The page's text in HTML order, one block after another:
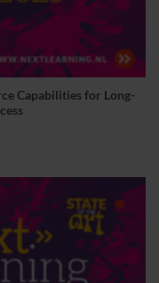
Capabilities for Long-